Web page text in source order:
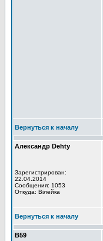
Вернуться к началу
Александр Dehty
Зарегистрирован:
22.04.2014
Сообщения: 1053
Откуда: Вiлейка
Вернуться к началу
В59